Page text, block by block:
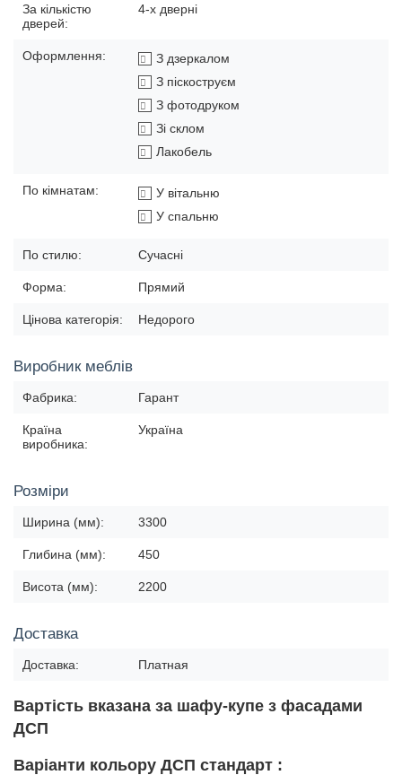
За кількістю
дверей:
4-х дверні
Оформлення:
З дзеркалом
З піскоструєм
З фотодруком
Зі склом
Лакобель
По кімнатам:
У вітальню
У спальню
По стилю: Сучасні
Форма: Прямий
Цінова категорія: Недорого
Виробник меблів
Фабрика: Гарант
Країна
виробника:
Україна
Розміри
Ширина (мм): 3300
Глибина (мм): 450
Висота (мм): 2200
Доставка
Доставка: Платная
Вартість вказана за шафу-купе з фасадами
ДСП
Варіанти кольору ДСП стандарт :